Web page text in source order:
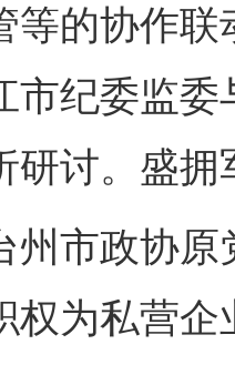
等的协作
市纪委监
研讨。盛拥
市政协原
权为私营